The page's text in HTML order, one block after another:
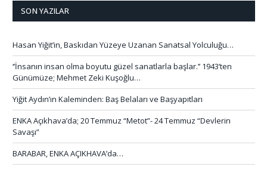
SON YAZILAR
Hasan Yiğit’in, Baskıdan Yüzeye Uzanan Sanatsal Yolculuğu…
‘’İnsanın insan olma boyutu güzel sanatlarla başlar.’’ 1943’ten
Günümüze; Mehmet Zeki Kuşoğlu…
Yiğit Aydın’ın Kaleminden: Baş Belaları ve Başyapıtları
ENKA Açıkhava’da; 20 Temmuz “Metot”- 24 Temmuz “Devlerin
Savaşı”
BARABAR, ENKA AÇIKHAVA’da…